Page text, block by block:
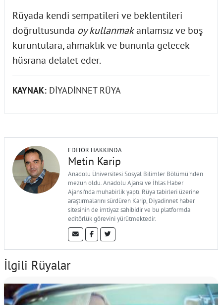
Rüyada kendi sempatileri ve beklentileri
doğrultusunda oy kullanmakanlamsız ve boş
kuruntulara, ahmaklık ve bununla gelecek
hüsrana delalet eder.
KAYNAK: DİYADİNNET RÜYA
EDITÖR HAKKINDA
Metin Karip
Anadolu Üniversitesi Sosyal Bilimler Bölümü'nden
mezun oldu. Anadolu Ajansı ve İhlas Haber
Ajansı'nda muhabirlik yaptı. Rüya tabirleri üzerine
araştırmalarını sürdüren Karip, Diyadinnet haber
sitesinin de imtiyaz sahibidir ve bu platformda
editörlük görevini yürütmektedir.
İlgili Rüyalar